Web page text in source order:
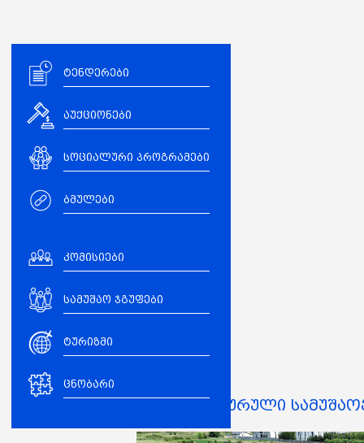
ტენდერები
აუქციონები
სოციალური პროგრამები
ბმულები
კომისიები
სამუშაო ჯგუფები
ტურიზმი
ცნობარი
მიმდინარე ინფრასტრუქტურული